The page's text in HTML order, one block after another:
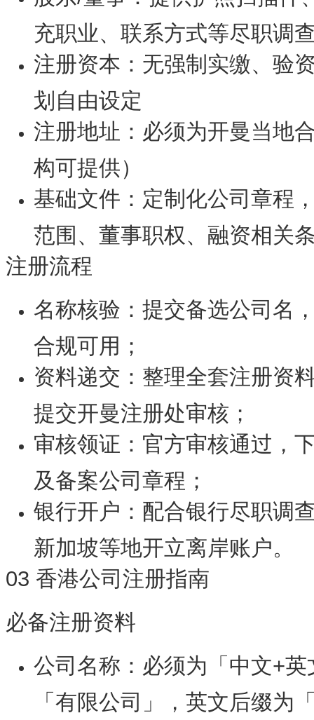
充职业、联系方式等尽职调
注册资本：无强制实缴、验
划自由设定
注册地址：必须为开曼当地
构可提供）
基础文件：定制化公司章程
范围、董事职权、融资相关
注册流程
名称核验：提交备选公司名
合规可用；
资料递交：整理全套注册资
提交开曼注册处审核；
审核领证：官方审核通过，
及备案公司章程；
银行开户：配合银行尽职调
新加坡等地开立离岸账户。
03 香港公司注册指南
必备注册资料
公司名称：必须为「中文+
「有限公司」，英文后缀为